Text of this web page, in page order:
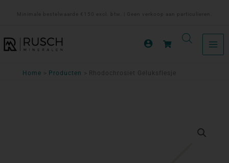
inhoud
Minimale bestelwaarde €150 excl. btw. | Geen verkoop aan particulieren.
Home Producten Rhodochrosiet Geluksflesje